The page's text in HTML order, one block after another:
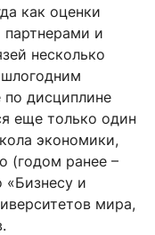
как оценки
и
несколько
дисциплине
еще только один
экономики,
(годом ранее –
«Бизнесу и
мира,